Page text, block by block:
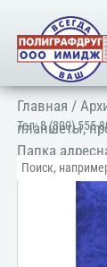
Тел:8 (800) 555-
Главная /
планшеты,
Папка